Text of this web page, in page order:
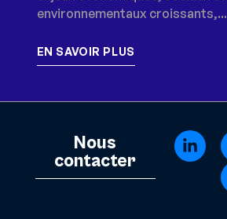
environnementaux croissants,...
EN SAVOIR PLUS
Nous
contacter